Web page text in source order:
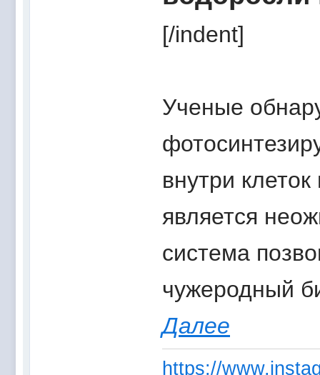
[/indent]
Ученые
внутри
является
система
чужеродный
Далее
https://